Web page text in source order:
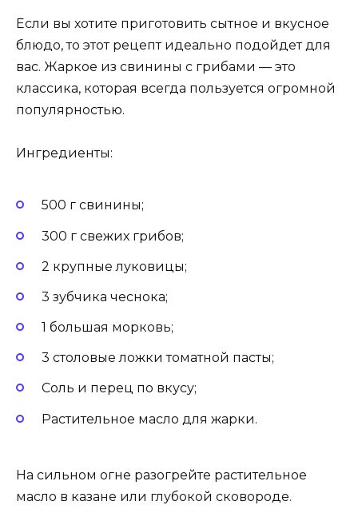
Если вы хотите приготовить сытное и вкусное
блюдо, то этот рецепт идеально подойдет для
вас. Жаркое из свинины с грибами — это
классика, которая всегда пользуется огромной
популярностью.
Ингредиенты:
500 г свинины;
300 г свежих грибов;
2 крупные луковицы;
3 зубчика чеснока;
1 большая морковь;
3 столовые ложки томатной пасты;
Соль и перец по вкусу;
Растительное масло для жарки.
На сильном огне разогрейте растительное
масло в казане или глубокой сковороде.